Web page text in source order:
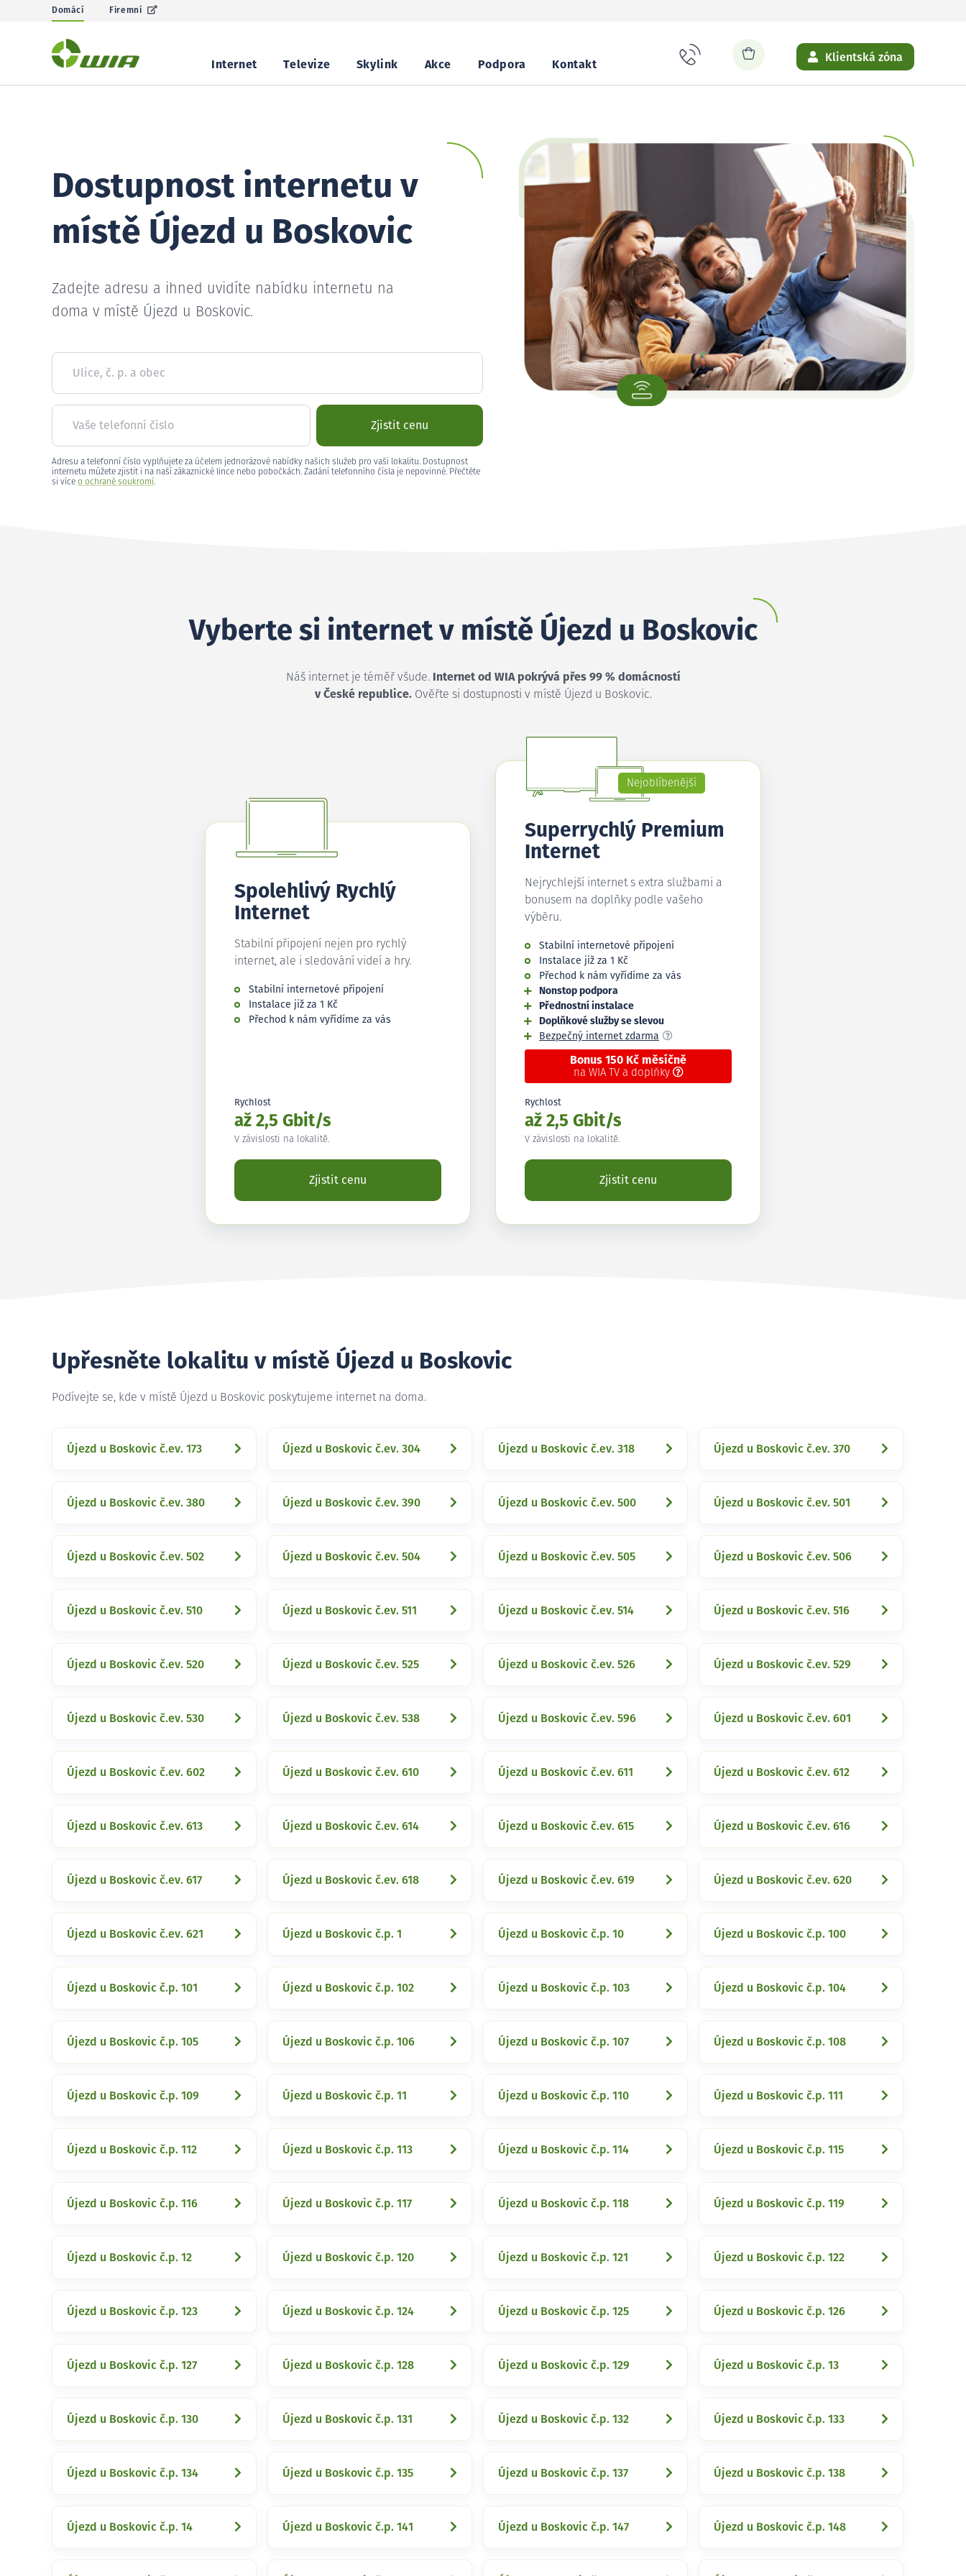
Domácí Firemní
Internet Televize Skylink Akce Podpora Kontakt
Klientská zóna
Dostupnost internetu v
místě Újezd u Boskovic
Zadejte adresu a ihned uvidíte nabídku internetu na
doma v místě Újezd u Boskovic.
Ulice, č. p. a obec
Vaše telefonní číslo Zjistit cenu
Adresu a telefonní číslo vyplňujete za účelem jednorázové nabídky našich služeb pro vaši lokalitu. Dostupnost
internetu můžete zjistit i na naší zákaznické lince nebo pobočkách. Zadání telefonního čísla je nepovinné. Přečtěte
si více o ochraně soukromí.
Vyberte si internet v místě Újezd u Boskovic
Náš internet je téměř všude.
Internet od WIA pokrývá přes 99 % domácností
v České republice.Ověřte si dostupnosti v místě Újezd u Boskovic.
Spolehlivý Rychlý
Internet
Stabilní připojení nejen pro rychlý
internet, ale i sledování videí a hry.
Stabilní internetové připojení
Instalace již za 1 Kč
Přechod k nám vyřídíme za vás
Rychlost
až 2,5 Gbit/s
V závislosti na lokalitě.
Zjistit cenu
Nejoblíbenější
Superrychlý Premium
Internet
Nejrychlejší internet s extra službami a
bonusem na doplňky podle vašeho
výběru.
Stabilní internetové připojení
Instalace již za 1 Kč
Přechod k nám vyřídíme za vás
Nonstop podpora
Přednostní instalace
Doplňkové služby se slevou
Bezpečný internet zdarma
Bonus 150 Kč měsíčně
na WIA TV a doplňky
Rychlost
až 2,5 Gbit/s
V závislosti na lokalitě.
Zjistit cenu
Upřesněte lokalitu v místě Újezd u Boskovic
Podívejte se, kde v místě Újezd u Boskovic poskytujeme internet na doma.
Újezd u Boskovic č.ev. 173 Újezd u Boskovic č.ev. 304 Újezd u Boskovic č.ev. 318 Újezd u Boskovic č.ev. 370
Újezd u Boskovic č.ev. 380 Újezd u Boskovic č.ev. 390 Újezd u Boskovic č.ev. 500 Újezd u Boskovic č.ev. 501
Újezd u Boskovic č.ev. 502 Újezd u Boskovic č.ev. 504 Újezd u Boskovic č.ev. 505 Újezd u Boskovic č.ev. 506
Újezd u Boskovic č.ev. 510 Újezd u Boskovic č.ev. 511 Újezd u Boskovic č.ev. 514 Újezd u Boskovic č.ev. 516
Újezd u Boskovic č.ev. 520 Újezd u Boskovic č.ev. 525 Újezd u Boskovic č.ev. 526 Újezd u Boskovic č.ev. 529
Újezd u Boskovic č.ev. 530 Újezd u Boskovic č.ev. 538 Újezd u Boskovic č.ev. 596 Újezd u Boskovic č.ev. 601
Újezd u Boskovic č.ev. 602 Újezd u Boskovic č.ev. 610 Újezd u Boskovic č.ev. 611 Újezd u Boskovic č.ev. 612
Újezd u Boskovic č.ev. 613 Újezd u Boskovic č.ev. 614 Újezd u Boskovic č.ev. 615 Újezd u Boskovic č.ev. 616
Újezd u Boskovic č.ev. 617 Újezd u Boskovic č.ev. 618 Újezd u Boskovic č.ev. 619 Újezd u Boskovic č.ev. 620
Újezd u Boskovic č.ev. 621 Újezd u Boskovic č.p. 1 Újezd u Boskovic č.p. 10 Újezd u Boskovic č.p. 100
Újezd u Boskovic č.p. 101 Újezd u Boskovic č.p. 102 Újezd u Boskovic č.p. 103 Újezd u Boskovic č.p. 104
Újezd u Boskovic č.p. 105 Újezd u Boskovic č.p. 106 Újezd u Boskovic č.p. 107 Újezd u Boskovic č.p. 108
Újezd u Boskovic č.p. 109 Újezd u Boskovic č.p. 11 Újezd u Boskovic č.p. 110 Újezd u Boskovic č.p. 111
Újezd u Boskovic č.p. 112 Újezd u Boskovic č.p. 113 Újezd u Boskovic č.p. 114 Újezd u Boskovic č.p. 115
Újezd u Boskovic č.p. 116 Újezd u Boskovic č.p. 117 Újezd u Boskovic č.p. 118 Újezd u Boskovic č.p. 119
Újezd u Boskovic č.p. 12 Újezd u Boskovic č.p. 120 Újezd u Boskovic č.p. 121 Újezd u Boskovic č.p. 122
Újezd u Boskovic č.p. 123 Újezd u Boskovic č.p. 124 Újezd u Boskovic č.p. 125 Újezd u Boskovic č.p. 126
Újezd u Boskovic č.p. 127 Újezd u Boskovic č.p. 128 Újezd u Boskovic č.p. 129 Újezd u Boskovic č.p. 13
Újezd u Boskovic č.p. 130 Újezd u Boskovic č.p. 131 Újezd u Boskovic č.p. 132 Újezd u Boskovic č.p. 133
Újezd u Boskovic č.p. 134 Újezd u Boskovic č.p. 135 Újezd u Boskovic č.p. 137 Újezd u Boskovic č.p. 138
Újezd u Boskovic č.p. 14 Újezd u Boskovic č.p. 141 Újezd u Boskovic č.p. 147 Újezd u Boskovic č.p. 148